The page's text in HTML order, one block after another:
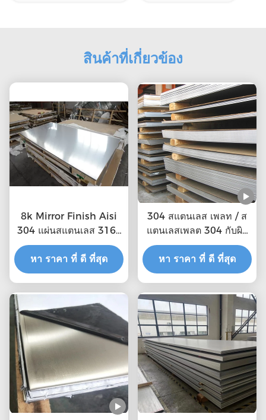
สินค้าที่เกี่ยวข้อง
8k Mirror Finish Aisi
304 แผ่นสแตนเลส 316L
แผ่นสแตนเลส
หา ราคา ที่ ดี ที่สุด
304 สแตนเลส เพลท / ส
แตนเลสเพลต 304 กับผิว
กระจก
หา ราคา ที่ ดี ที่สุด